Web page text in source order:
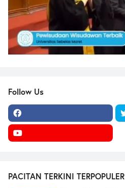
Follow Us
PACITAN TERKINI TERPOPULER